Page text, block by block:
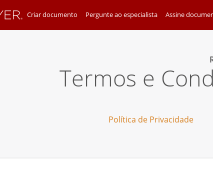
Criar documento Pergunte ao especialista Assine
Termos e
Política de Privacidade